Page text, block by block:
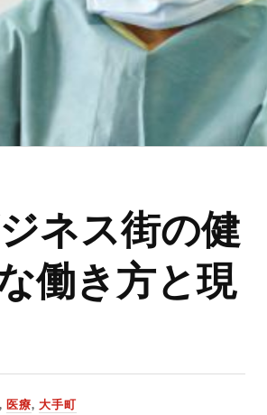
ネス街の健
働き方と現
, 医療,大手町